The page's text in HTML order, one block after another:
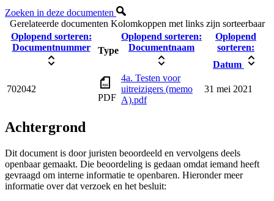
Zoeken in deze documenten
Gerelateerde documenten Kolomkoppen met links zijn sorteerbaar
Oplopend sorteren:
Documentnummer
Type
Oplopend sorteren:
Documentnaam
Oplopend
sorteren:
Datum
702042
PDF
4a. Testen voor
uitreizigers (memo
A).pdf
31 mei 2021
Achtergrond
Dit document is door juristen beoordeeld en vervolgens deels
openbaar gemaakt. Die beoordeling is gedaan omdat iemand heeft
gevraagd om interne informatie te openbaren. Hieronder meer
informatie over dat verzoek en het besluit: